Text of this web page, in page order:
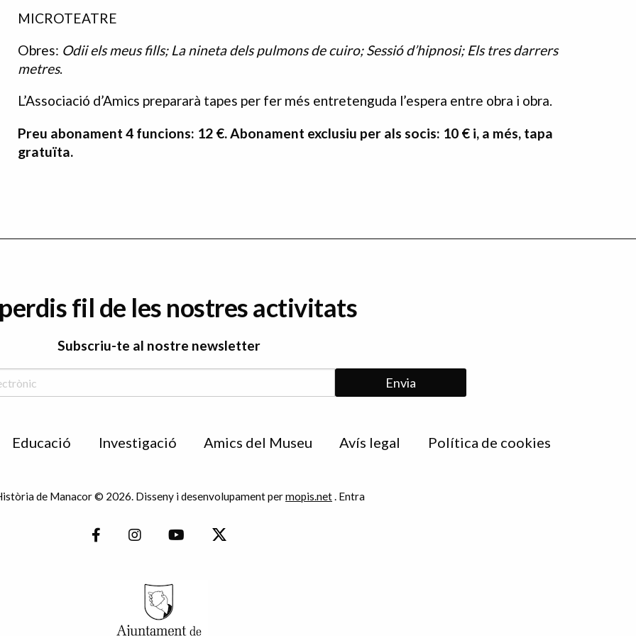
MICROTEATRE
Obres: Odii els meus fills; La nineta dels pulmons de cuiro; Sessió d’hipnosi; Els tres darrers
metres.
L’Associació d’Amics prepararà tapes per fer més entretenguda l’espera entre obra i obra.
Preu abonament 4 funcions: 12 €. Abonament exclusiu per als socis: 10 € i, a més, tapa
gratuïta.
fil de les nostres activitats
Subscriu-te al nostre newsletter
Educació Investigació Amics del Museu Avís legal Política de cookies
de Manacor © 2026. Disseny i desenvolupament permopis.net Entra